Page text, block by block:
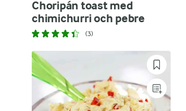
Choripán toast med
chimichurri och pebre
(3)